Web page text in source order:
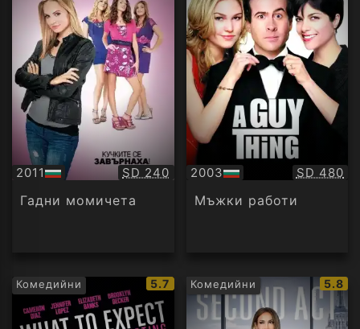
2011
БГ
аудио
Качество:
SD 240
Гадни момичета
2003
БГ
аудио
SD 480
Мъжки работи
Комедийни
IMDb
рейтинг:
5.7 Комедийни
IMDb
5.8